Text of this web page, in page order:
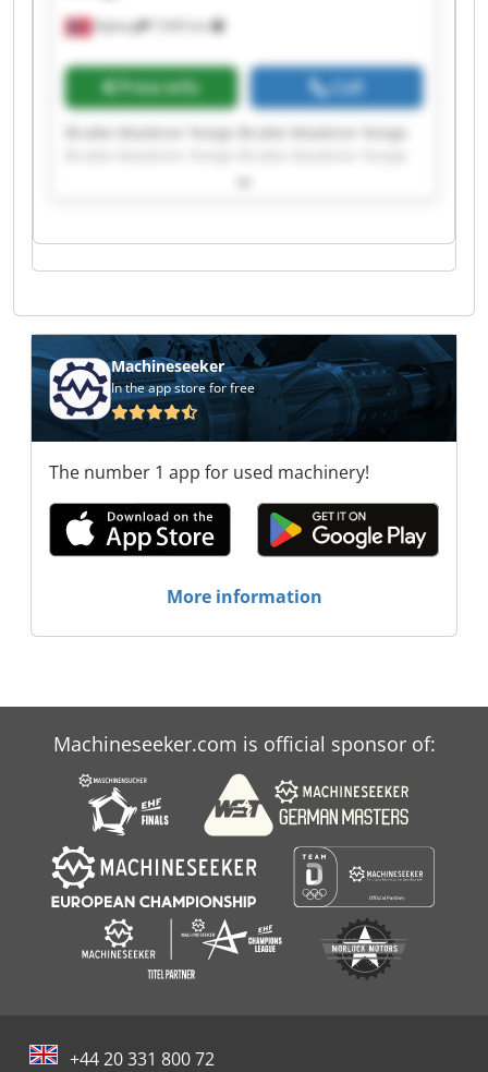
Nyborg 7,045 km
Price info Call
Brukte Maskiner Norge Brukte Maskiner Norge
Brukte Maskiner Norge Brukte Maskiner Norge
Brukte Maskiner Norge Brukte Maskiner Norge
Brukte Maskiner Norge Brukte Maskiner Norge
Brukte Maskiner Norge Brukte Maskiner Norge
Brukte Maskiner Norge Brukte Maskiner Norge
Machineseeker
In the app store for free
The number 1 app for used machinery!
More information
Machineseeker.com is official sponsor of:
+44 20 331 800 72